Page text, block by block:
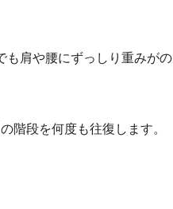
も肩や腰にずっしり重みがの
階段を何度も往復します。